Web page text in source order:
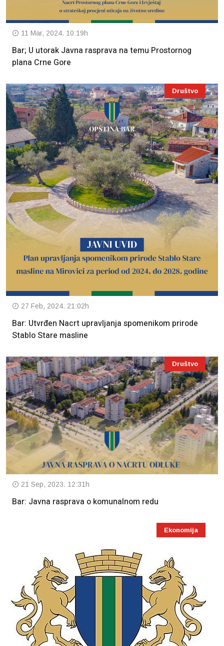
11 Mar, 2024. 10:19h
Bar; U utorak Javna rasprava na temu Prostornog
plana Crne Gore
Društvo
27 Feb, 2024. 21:02h
Bar: Utvrđen Nacrt upravljanja spomenikom prirode
Stablo Stare masline
Društvo
21 Sep, 2023. 12:31h
Bar: Javna rasprava o komunalnom redu
Ekonomija